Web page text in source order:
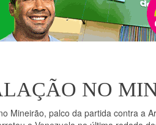
NO
Mineirão, palco da partida contra a